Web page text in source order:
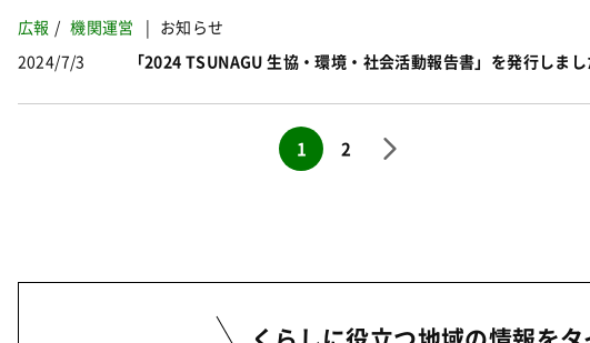
広報 機関運営
お知らせ
2024/7/3
「2024 TSUNAGU 生協・環境・社会活動報告書」を発行しまし
1 2